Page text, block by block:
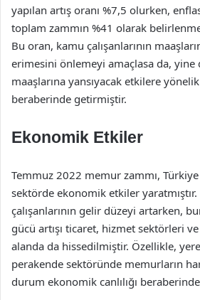
yapılan artış oranı %7,5 olurken,
toplam zammın %41 olarak
Bu oran, kamu çalışanlarının
erimesini önlemeyi amaçlasa da, yine
maaşlarına yansıyacak etkilere
beraberinde getirmiştir.
Ekonomik Etkiler
Temmuz 2022 memur zammı,
sektörde ekonomik etkiler
çalışanlarının gelir düzeyi artarken,
gücü artışı ticaret, hizmet sektörleri
alanda da hissedilmiştir. Özellikle,
perakende sektöründe memurların
durum ekonomik canlılığı